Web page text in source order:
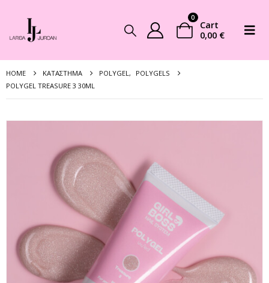
0
Cart
0,00 €
HOME ΚΑΤΆΣΤΗΜΑ POLYGEL,
POLYGELS
POLYGEL TREASURE 3 30ML